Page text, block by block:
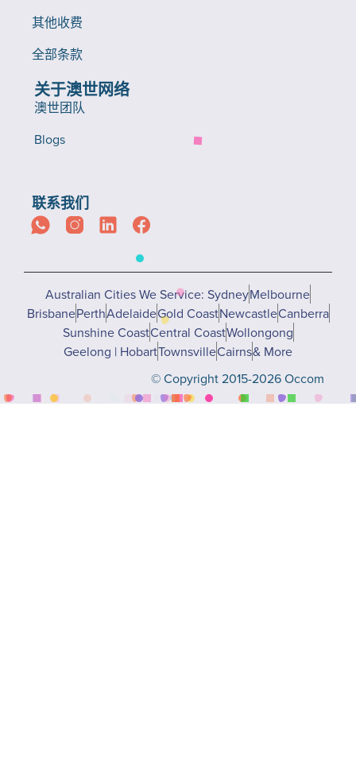
其他收费
全部条款
关于澳世网络
澳世团队
Blogs
联系我们
Australian Cities We Service: SydneyMelbourne
BrisbanePerthAdelaideGold CoastNewcastleCanberra
Sunshine CoastCentral CoastWollongong
Geelong | HobartTownsvilleCairns& More
© Copyright 2015-2026 Occom